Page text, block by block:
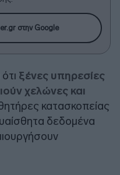
στην Google
ξένες υπηρεσίες
χελώνες και
κατασκοπείας
δεδομένα